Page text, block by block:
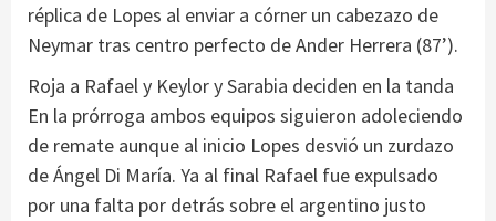
réplica de Lopes al enviar a córner un cabezazo de
Neymar tras centro perfecto de Ander Herrera (87’).
Roja a Rafael y Keylor y Sarabia deciden en la tanda
En la prórroga ambos equipos siguieron adoleciendo
de remate aunque al inicio Lopes desvió un zurdazo
de Ángel Di María. Ya al final Rafael fue expulsado
por una falta por detrás sobre el argentino justo